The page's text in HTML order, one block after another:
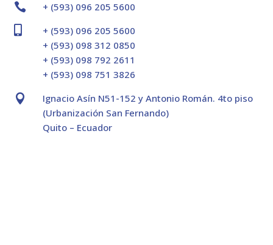

+ (593) 096 205 5600

+ (593) 096 205 5600
+ (593) 098 312 0850
+ (593) 098 792 2611
+ (593) 098 751 3826

Ignacio Asín N51-152 y Antonio Román. 4to piso
(Urbanización San Fernando)
Quito – Ecuador